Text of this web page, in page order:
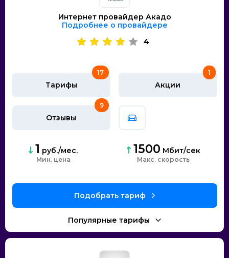
Интернет провайдер Акадо
Подробнее о провайдере
4
Тарифы
17
Акции
1
Отзывы
9
1 руб./мес.
Мин. цена
1500 Мбит/сек
скорость